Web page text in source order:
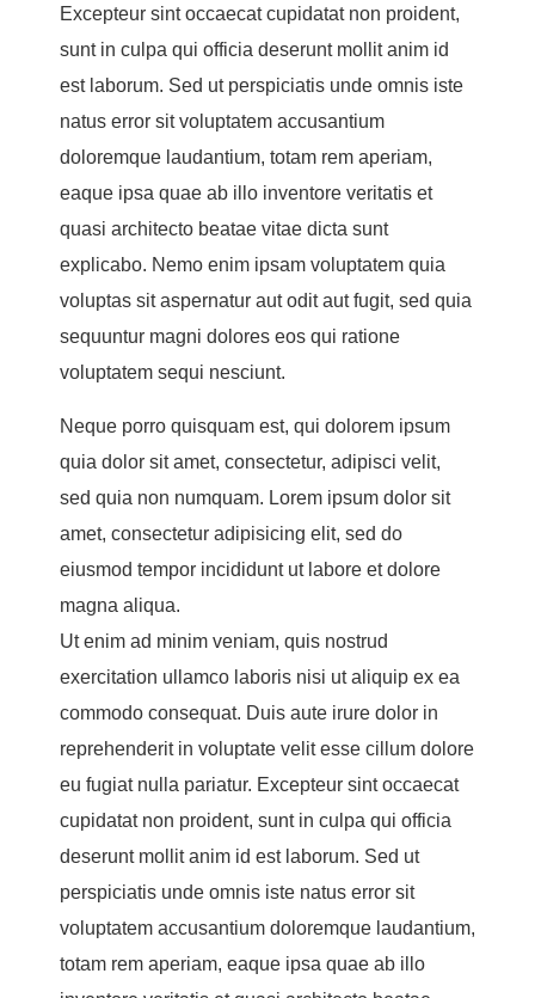
Excepteur sint occaecat cupidatat non proident,
sunt in culpa qui officia deserunt mollit anim id
est laborum. Sed ut perspiciatis unde omnis iste
natus error sit voluptatem accusantium
doloremque laudantium, totam rem aperiam,
eaque ipsa quae ab illo inventore veritatis et
quasi architecto beatae vitae dicta sunt
explicabo. Nemo enim ipsam voluptatem quia
voluptas sit aspernatur aut odit aut fugit, sed quia
sequuntur magni dolores eos qui ratione
voluptatem sequi nesciunt.
Neque porro quisquam est, qui dolorem ipsum
quia dolor sit amet, consectetur, adipisci velit,
sed quia non numquam. Lorem ipsum dolor sit
amet, consectetur adipisicing elit, sed do
eiusmod tempor incididunt ut labore et dolore
magna aliqua.
Ut enim ad minim veniam, quis nostrud
exercitation ullamco laboris nisi ut aliquip ex ea
commodo consequat. Duis aute irure dolor in
reprehenderit in voluptate velit esse cillum dolore
eu fugiat nulla pariatur. Excepteur sint occaecat
cupidatat non proident, sunt in culpa qui officia
deserunt mollit anim id est laborum. Sed ut
perspiciatis unde omnis iste natus error sit
voluptatem accusantium doloremque laudantium,
totam rem aperiam, eaque ipsa quae ab illo